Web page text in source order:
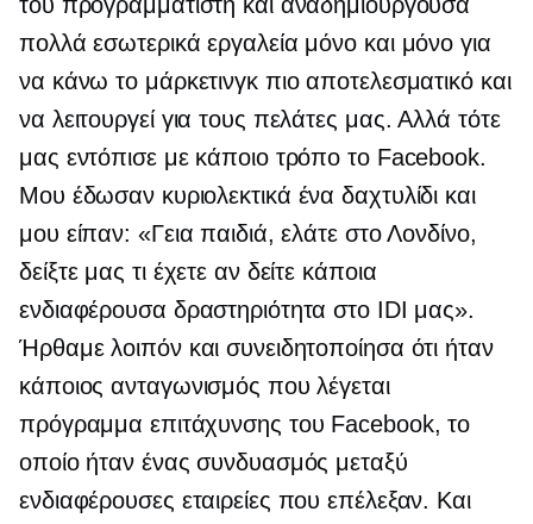
πολλά εσωτερικά εργαλεία μόνο και μόνο για
να κάνω το μάρκετινγκ πιο αποτελεσματικό και
να λειτουργεί για τους πελάτες μας. Αλλά τότε
μας εντόπισε με κάποιο τρόπο το Facebook.
Μου έδωσαν κυριολεκτικά ένα δαχτυλίδι και
μου είπαν: «Γεια παιδιά, ελάτε στο Λονδίνο,
δείξτε μας τι έχετε αν δείτε κάποια
ενδιαφέρουσα δραστηριότητα στο IDI μας».
Ήρθαμε λοιπόν και συνειδητοποίησα ότι ήταν
κάποιος ανταγωνισμός που λέγεται
πρόγραμμα επιτάχυνσης του Facebook, το
οποίο ήταν ένας συνδυασμός μεταξύ
ενδιαφέρουσες εταιρείες που επέλεξαν. Και